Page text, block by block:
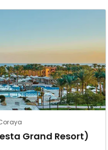
Grand Resort)